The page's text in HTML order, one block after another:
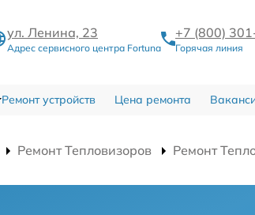
ул. Ленина, 23
Адрес сервисного центра Fortuna
+7 (800)
Горячая линия
Ремонт устройств Цена ремонта
Ремонт Тепловизоров Ремонт